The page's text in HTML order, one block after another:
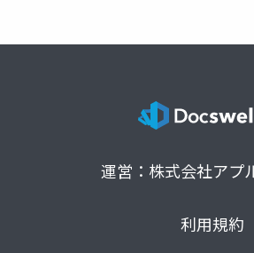
運営：株式会社アプ
利用規約